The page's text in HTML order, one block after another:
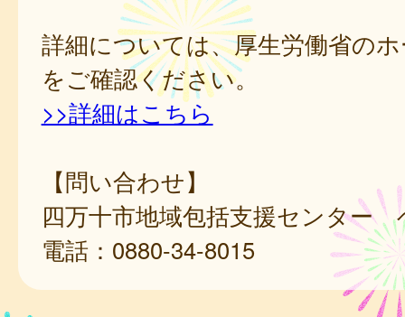
詳細については、厚生労働省の
をご確認ください。
>>詳細はこちら
【問い合わせ】
四万十市地域包括支援センター
電話：0880-34-8015